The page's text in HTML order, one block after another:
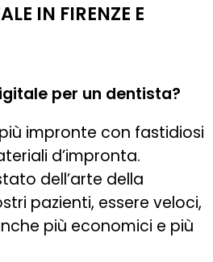
IN FIRENZE E
per un dentista?
impronte con fastidiosi
d’impronta.
dell’arte della
pazienti, essere veloci,
più economici e più